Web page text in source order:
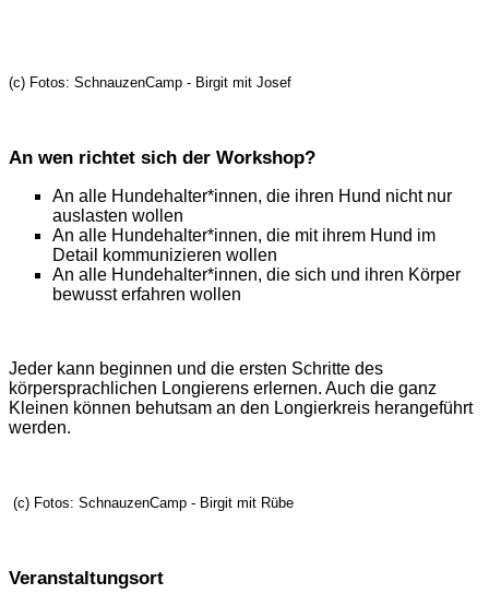
(c) Fotos: SchnauzenCamp - Birgit mit Josef
An wen richtet sich der Workshop?
An alle Hundehalter*innen, die ihren Hund nicht nur
auslasten wollen
An alle Hundehalter*innen, die mit ihrem Hund im
Detail kommunizieren wollen
An alle Hundehalter*innen, die sich und ihren Körper
bewusst erfahren wollen
Jeder kann beginnen und die ersten Schritte des
körpersprachlichen Longierens erlernen. Auch die ganz
Kleinen können behutsam an den Longierkreis herangeführt
werden.
(c) Fotos: SchnauzenCamp - Birgit mit Rübe
Veranstaltungsort